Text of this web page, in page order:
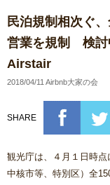
民泊規制相次ぐ
営業を規制 検討
Airstair
2018/04/11 Airbnb大家の会
SHARE
観光庁は、４月１日時点
中核市等、特別区）全